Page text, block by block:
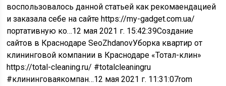
воспользовалось данной статьей как рекомаендацией
и заказала себе на сайте https://my-gadget.com.ua/
портативную ко…12 мая 2021 г. 15:42:39Создание
сайтов в Краснодаре SeoZhdanovУборка квартир от
клининговой компании в Краснодаре «Тотал-клин»
https://total-cleaning.ru/ #totalcleaningru
#клининговаякомпан…12 мая 2021 г. 11:31:07rom